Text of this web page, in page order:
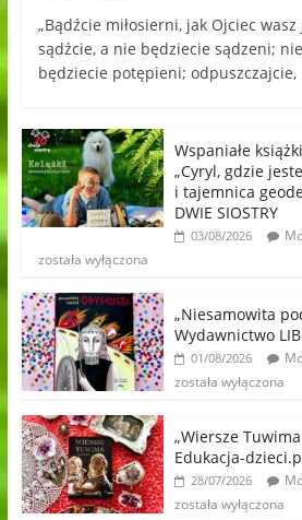
„Bądźcie miłosierni, jak Ojciec
sądźcie, a nie będziecie sądzeni;
będziecie potępieni; odpuszczajcie,
Wspaniałe
„Cyryl, gdzie
i tajemnica
DWIE SIOSTRY
03/08/2026
została wyłączona
„Niesamowita
Wydawnictwo
01/08/2026
została wyłączona
„Wiersze
Edukacja-
28/07/2026
została wyłączona